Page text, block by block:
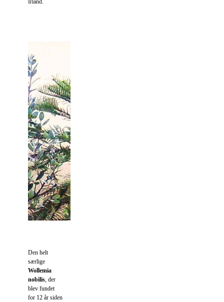
Den helt
særlige
Wollemia
nobilis, der
blev fundet
for 12 år siden